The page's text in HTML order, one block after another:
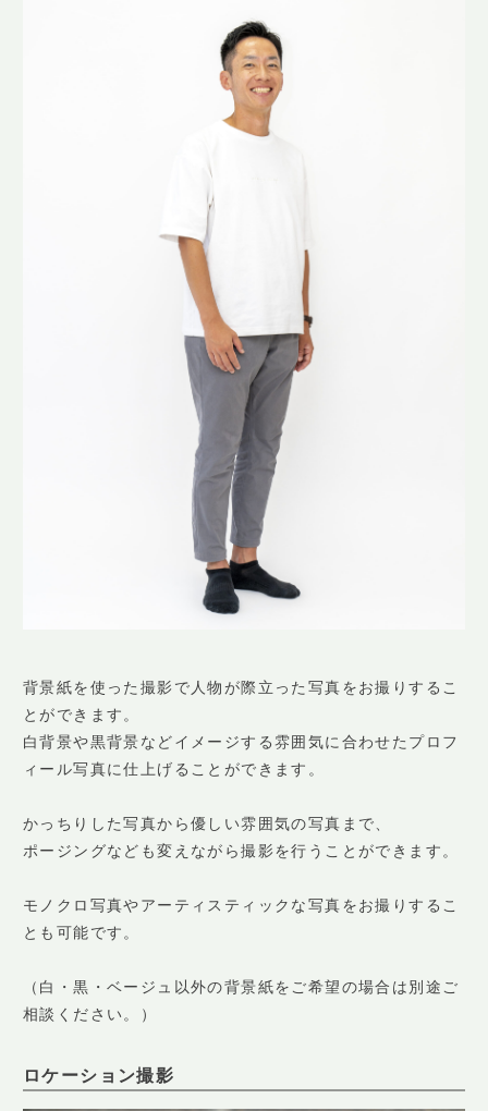
背景紙を使った撮影で人物が際立った写真をお撮りするこ
とができます。
白背景や黒背景などイメージする雰囲気に合わせたプロフ
ィール写真に仕上げることができます。
かっちりした写真から優しい雰囲気の写真まで、
ポージングなども変えながら撮影を行うことができます。
モノクロ写真やアーティスティックな写真をお撮りするこ
とも可能です。
（白・黒・ベージュ以外の背景紙をご希望の場合は別途ご
相談ください。）
ロケーション撮影